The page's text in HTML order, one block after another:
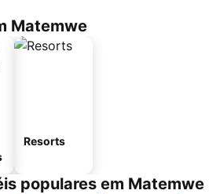
Matemwe
Resorts
populares em Matemwe